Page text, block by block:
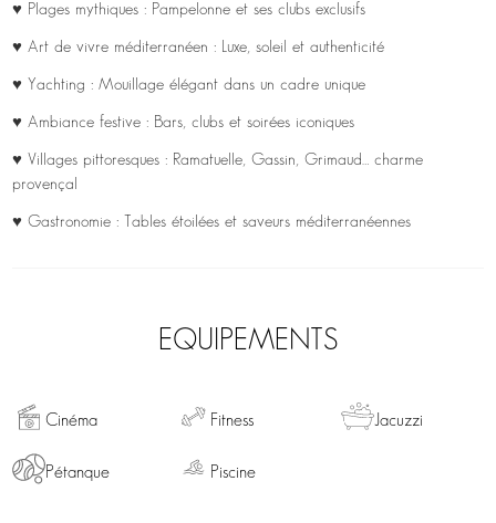
♥ Plages mythiques : Pampelonne et ses clubs exclusifs
♥ Art de vivre méditerranéen : Luxe, soleil et authenticité
♥ Yachting : Mouillage élégant dans un cadre unique
♥ Ambiance festive : Bars, clubs et soirées iconiques
♥ Villages pittoresques : Ramatuelle, Gassin, Grimaud… charme
provençal
♥ Gastronomie : Tables étoilées et saveurs méditerranéennes
EQUIPEMENTS
Cinéma Fitness Jacuzzi
Pétanque Piscine